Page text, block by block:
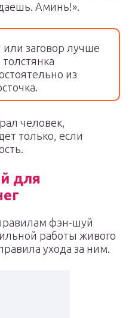
Аминь!».
или заговор лучше
из
человек,
только, если
для
фэн-шуй
работы живого
ухода за ним.